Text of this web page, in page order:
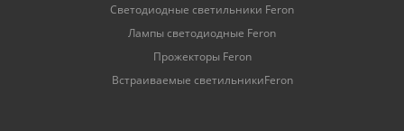
Светодиодные светильники Feron
Лампы светодиодные Feron
Прожекторы Feron
Встраиваемые светильникиFeron